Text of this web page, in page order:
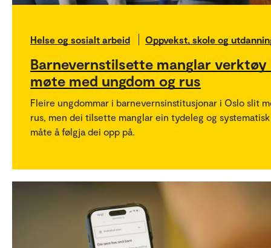
Helse og sosialt arbeid Oppvekst, skole og
Barnevernstilsette manglar verktøy
møte med ungdom og rus
Fleire ungdommar i barnevernsinstitusjonar i Oslo slit
rus, men dei tilsette manglar ein tydeleg og systematisk
måte å følgja dei opp på.